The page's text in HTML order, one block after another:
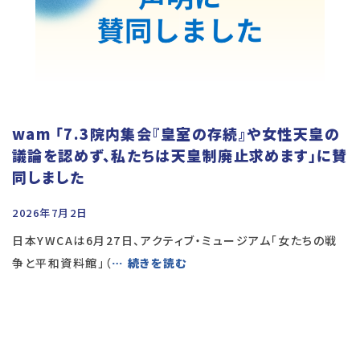
wam 「7.3院内集会『皇室の存続』や女性天皇の
議論を認めず、私たちは天皇制廃止求めます」に賛
同しました
2026年7月2日
日本YWCAは6月27日、アクティブ・ミュージアム「女たちの戦
争と平和資料館」（… 続きを読む